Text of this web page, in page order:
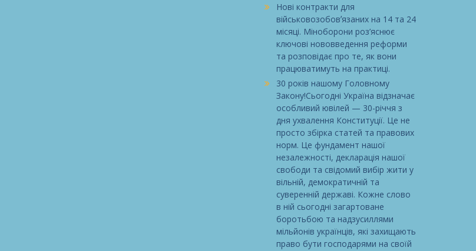
Нові контракти для
військовозобовʼязаних на 14 та 24
місяці. Міноборони роз’яснює
ключові нововведення реформи
та розповідає про те, як вони
працюватимуть на практиці.
30 років нашому Головному
Закону!Сьогодні Україна відзначає
особливий ювілей — 30-річчя з
дня ухвалення Конституції. Це не
просто збірка статей та правових
норм. Це фундамент нашої
незалежності, декларація нашої
свободи та свідомий вибір жити у
вільній, демократичній та
суверенній державі. Кожне слово
в ній сьогодні загартоване
боротьбою та надзусиллями
мільйонів українців, які захищають
право бути господарями на своїй